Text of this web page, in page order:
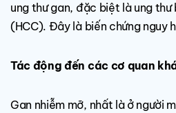
ung thư gan, đặc biệt là ung
(HCC). Đây là biến chứng nguy
Tác động đến các cơ quan
Gan nhiễm mỡ, nhất là ở người